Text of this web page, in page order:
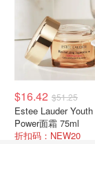
$16.42 $51.25
Estee Lauder Youth
Power面霜 75ml
折扣码：NEW20